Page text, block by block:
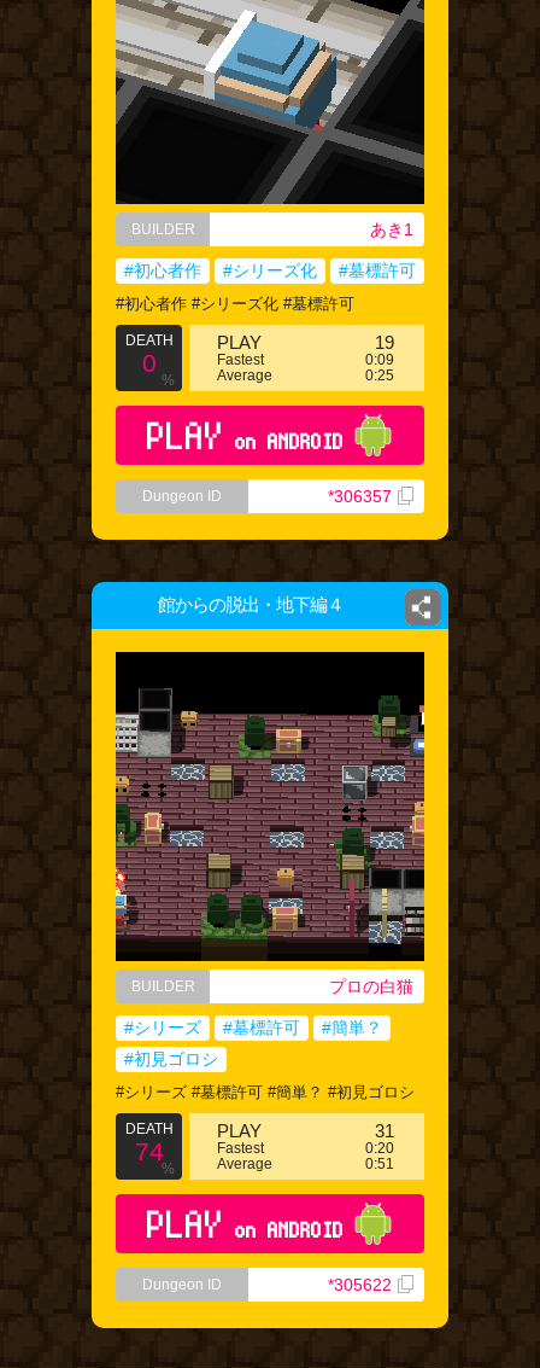
BUILDER あき1
#初心者作 #シリーズ化 #墓標許可
#初心者作 #シリーズ化 #墓標許可
DEATH
0
%
PLAY 19
Fastest
0:09
Average
0:25
PLAY on ANDROID
Dungeon ID *306357
館からの脱出・地下編４
BUILDER プロの白猫
#シリーズ #墓標許可
#簡単？
#初見ゴロシ
#シリーズ #墓標許可 #簡単？ #初見ゴロシ
DEATH
74
%
PLAY 31
Fastest
0:20
Average
0:51
PLAY on ANDROID
Dungeon ID *305622